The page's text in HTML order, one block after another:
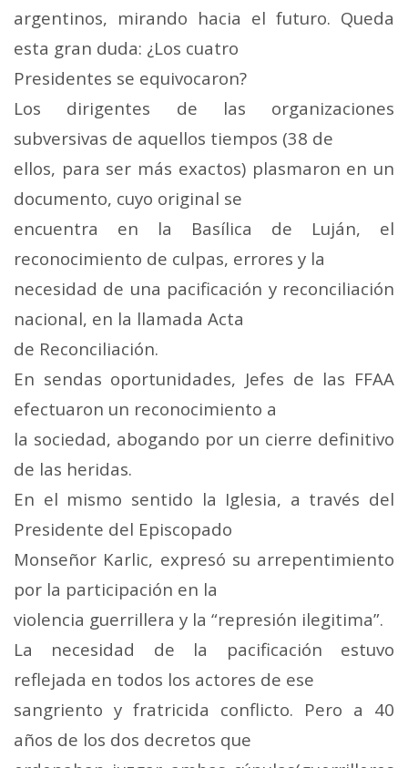
argentinos, mirando hacia el futuro. Queda
esta gran duda: ¿Los cuatro
Presidentes se equivocaron?
Los dirigentes de las organizaciones
subversivas de aquellos tiempos (38 de
ellos, para ser más exactos) plasmaron en un
documento, cuyo original se
encuentra en la Basílica de Luján, el
reconocimiento de culpas, errores y la
necesidad de una pacificación y reconciliación
nacional, en la llamada Acta
de Reconciliación.
En sendas oportunidades, Jefes de las FFAA
efectuaron un reconocimiento a
la sociedad, abogando por un cierre definitivo
de las heridas.
En el mismo sentido la Iglesia, a través del
Presidente del Episcopado
Monseñor Karlic, expresó su arrepentimiento
por la participación en la
violencia guerrillera y la “represión ilegitima”.
La necesidad de la pacificación estuvo
reflejada en todos los actores de ese
sangriento y fratricida conflicto. Pero a 40
años de los dos decretos que